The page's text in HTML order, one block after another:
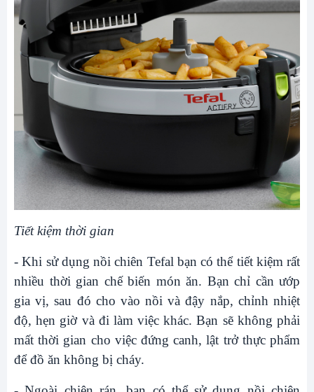
Tiết kiệm thời gian
- Khi sử dụng nồi chiên Tefal bạn có thể tiết kiệm rất
nhiều thời gian chế biến món ăn. Bạn chỉ cần ướp
gia vị, sau đó cho vào nồi và đậy nắp, chỉnh nhiệt
độ, hẹn giờ và đi làm việc khác. Bạn sẽ không phải
mất thời gian cho việc đứng canh, lật trở thực phẩm
để đồ ăn không bị cháy.